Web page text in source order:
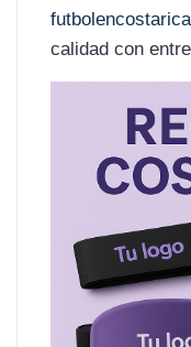
calidad con